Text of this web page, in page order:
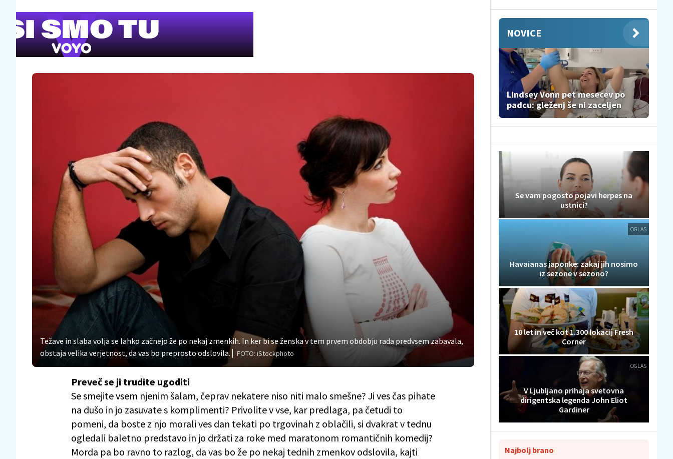
Težave in slaba volja se lahko začnejo že po nekaj zmenkih. In ker bi se ženska v tem prvem obdobju rada predvsem zabavala,
obstaja velika verjetnost, da vas bo preprosto odslovila.
FOTO: iStockphoto
Preveč se ji trudite ugoditi
Se smejite vsem njenim šalam, čeprav nekatere niso niti malo smešne? Ji ves čas pihate
na dušo in jo zasuvate s komplimenti? Privolite v vse, kar predlaga, pa četudi to
pomeni, da boste z njo morali ves dan tekati po trgovinah z oblačili, si dvakrat v tednu
ogledali baletno predstavo in jo držati za roke med maratonom romantičnih komedij?
Morda pa bo ravno to razlog, da vas bo že po nekaj tednih zmenkov odslovila, kajti
NOVICE
Lindsey Vonn pet mesecev po
padcu: gleženj še ni zaceljen
Se vam pogosto pojavi herpes na
ustnici?
OGLAS
Havaianas japonke: zakaj jih nosimo
iz sezone v sezono?
10 let in več kot 1.300 lokacij Fresh
Corner
OGLAS
V Ljubljano prihaja svetovna
dirigentska legenda John Eliot
Gardiner
Najbolj brano